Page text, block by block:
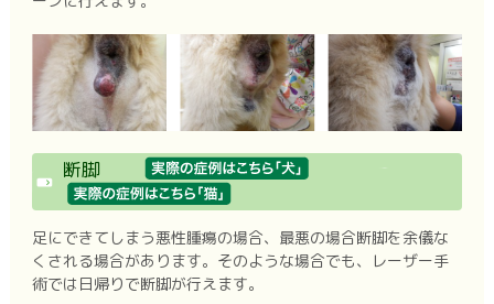
断脚
足にできてしまう悪性腫瘍の場合、最悪の場合断脚を余儀な
くされる場合があります。そのような場合でも、レーザー手
術では日帰りで断脚が行えます。